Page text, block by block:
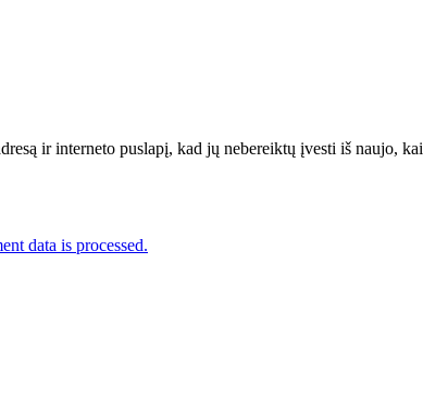
ir interneto puslapį, kad jų nebereiktų įvesti iš naujo, kai
data is processed.